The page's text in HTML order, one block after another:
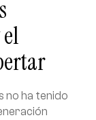
no ha tenido